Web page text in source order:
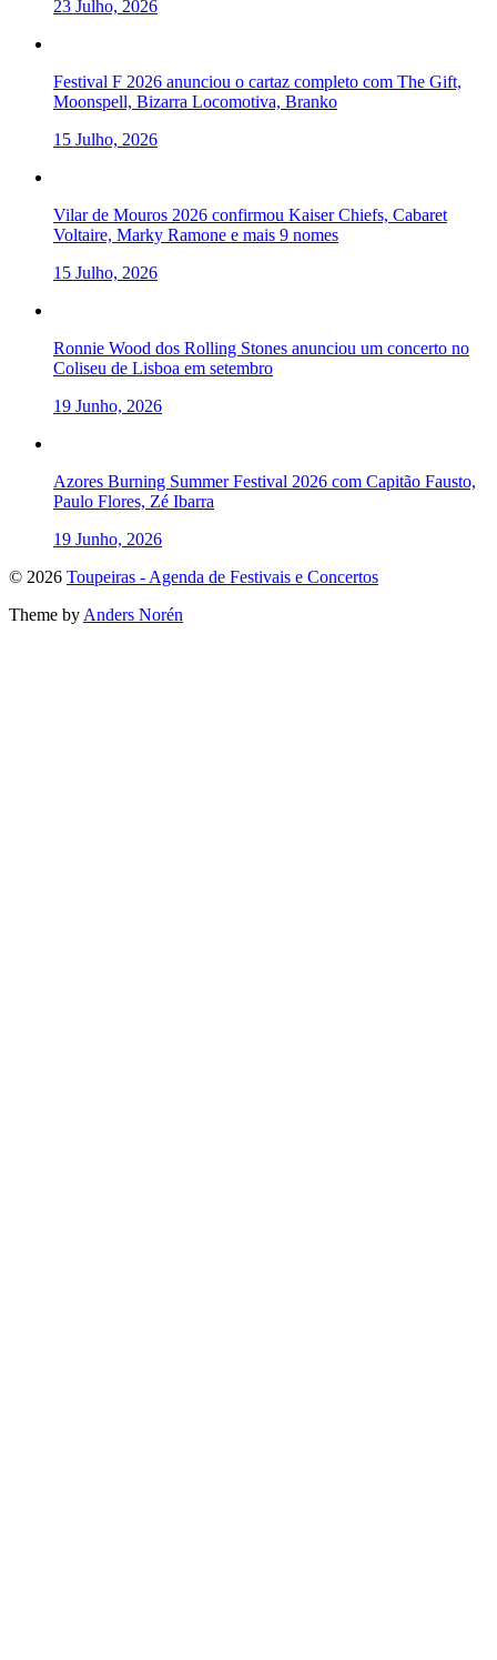
23 Julho, 2026
Festival F 2026 anunciou o cartaz completo com The Gift,
Moonspell, Bizarra Locomotiva, Branko
15 Julho, 2026
Vilar de Mouros 2026 confirmou Kaiser Chiefs, Cabaret
Voltaire, Marky Ramone e mais 9 nomes
15 Julho, 2026
Ronnie Wood dos Rolling Stones anunciou um concerto no
Coliseu de Lisboa em setembro
19 Junho, 2026
Azores Burning Summer Festival 2026 com Capitão Fausto,
Paulo Flores, Zé Ibarra
19 Junho, 2026
To
top
© 2026 Toupeiras - Agenda de Festivais e Concertos
Theme by Anders Norén